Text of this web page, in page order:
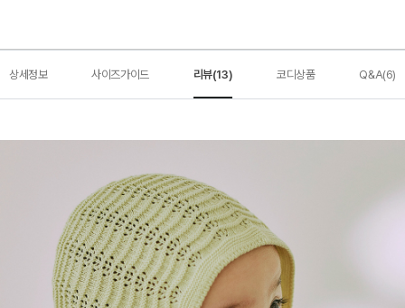
상세정보 사이즈가이드 리뷰(13) 코디상품 Q&A(6)